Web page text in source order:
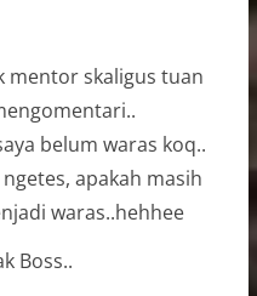
mentor skaligus tuan
belum waras koq..
apakah masih
waras..hehhee
Boss..